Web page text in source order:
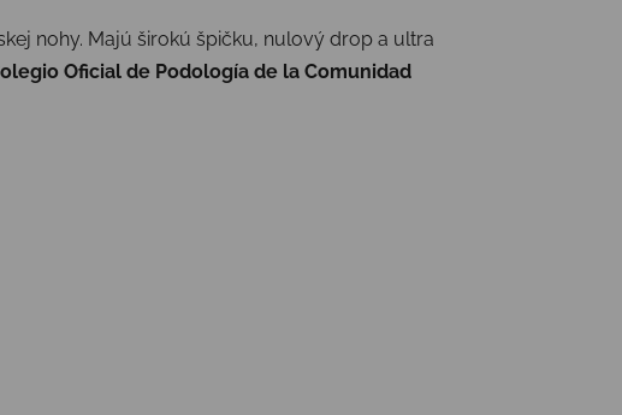
nohy. Majú širokú špičku, nulový drop a ultra
Oficial de Podología de la Comunidad